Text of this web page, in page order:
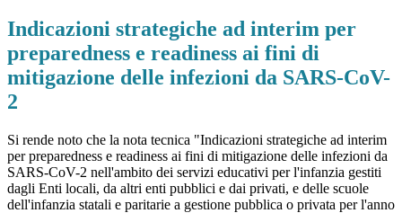
Indicazioni strategiche ad interim per
preparedness e readiness ai fini di
mitigazione delle infezioni da SARS-CoV-
2
Si rende noto che la nota tecnica "Indicazioni strategiche ad interim
per preparedness e readiness ai fini di mitigazione delle infezioni da
SARS-CoV-2 nell'ambito dei servizi educativi per l'infanzia gestiti
dagli Enti locali, da altri enti pubblici e dai privati, e delle scuole
dell'infanzia statali e paritarie a gestione pubblica o privata per l'anno